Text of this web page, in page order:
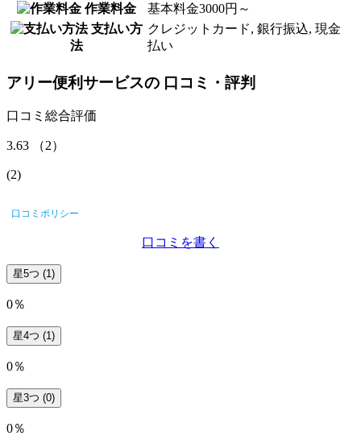
作業料金
基本料金3000円～
支払い方
法
クレジットカード, 銀行振込, 現金
払い
アリー便利サービスの 口コミ・評判
口コミ総合評価
3.63 （2）
(2)
口コミポリシー
口コミを書く
星5つ (1)
0％
星4つ (1)
0％
星3つ (0)
0％